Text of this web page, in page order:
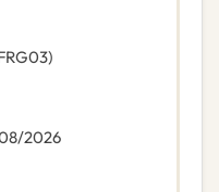
)
2026